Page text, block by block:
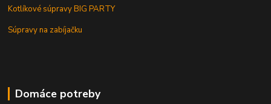
Kotlíkové súpravy BIG PARTY
Súpravy na zabíjačku
Domáce potreby